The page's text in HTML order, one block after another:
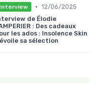
Interview • 12/06/2025
de Élodie
: Des cadeaux
les ados : Insolence Skin
sa sélection